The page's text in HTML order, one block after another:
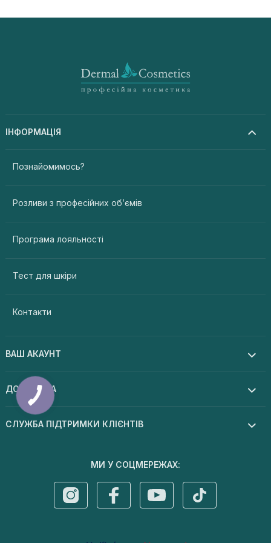
ІНФОРМАЦІЯ
Познайомимось?
Розливи з професійних об’ємів
Програма лояльності
Тест для шкіри
Контакти
ВАШ АКАУНТ
ДОПОМОГА
СЛУЖБА ПІДТРИМКИ КЛІЄНТІВ
МИ У СОЦМЕРЕЖАХ: